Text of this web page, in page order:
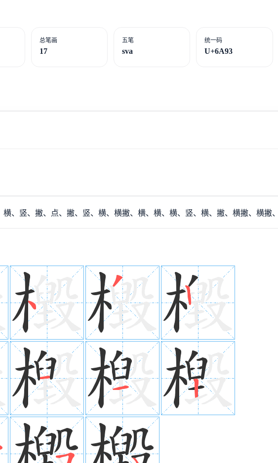
总笔画
17
五笔
sva
统一码
U+6A93
横、竖、撇、点、撇、竖、横、横撇、横、横、横、竖、横、撇、横撇、横撇